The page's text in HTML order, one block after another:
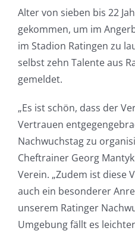
Alter von sieben bis 22
gekommen, um im
im Stadion Ratingen zu
selbst zehn Talente aus
gemeldet.
„Es ist schön, dass der
Vertrauen
Nachwuchstag zu
Cheftrainer Georg
Verein. „Zudem ist diese
auch ein besonderer
unserem Ratinger
Umgebung fällt es